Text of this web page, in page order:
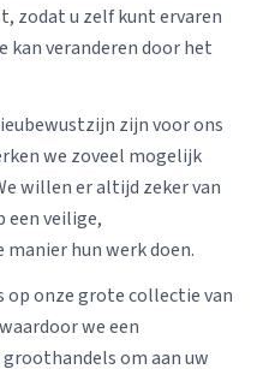
zodat u zelf kunt ervaren
kan veranderen door het
zijn voor ons
we zoveel mogelijk
willen er altijd zeker van
een veilige,
hun werk doen.
op onze grote collectie van
we een
om aan uw